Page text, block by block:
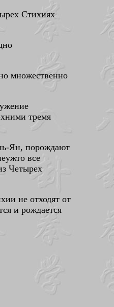
Стихиях
множественно
тремя
Ян, порождают
все
Четырех
не отходят от
и рождается